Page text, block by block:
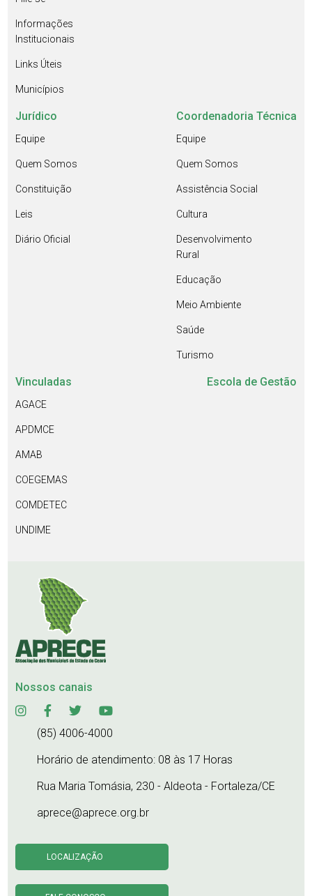
Informações
Institucionais
Links Úteis
Municípios
Jurídico
Equipe
Quem Somos
Constituição
Leis
Diário Oficial
Coordenadoria Técnica
Equipe
Quem Somos
Assistência Social
Cultura
Desenvolvimento
Rural
Educação
Meio Ambiente
Saúde
Turismo
Vinculadas
AGACE
APDMCE
AMAB
COEGEMAS
COMDETEC
UNDIME
Escola de Gestão
Nossos canais
(85) 4006-4000
Horário de atendimento: 08 às 17 Horas
Rua Maria Tomásia, 230 - Aldeota - Fortaleza/CE
aprece@aprece.org.br
LOCALIZAÇÃO